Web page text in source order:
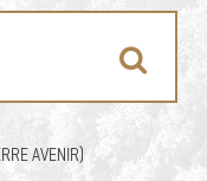
AVENIR)